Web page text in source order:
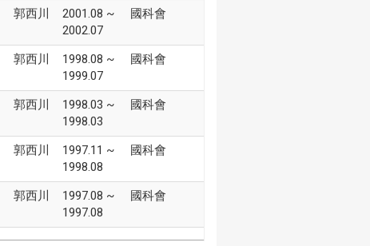
郭西川
2001.08 ~
2002.07
國科會
郭西川
1998.08 ~
1999.07
國科會
郭西川
1998.03 ~
1998.03
國科會
郭西川
1997.11 ~
1998.08
國科會
郭西川
1997.08 ~
1997.08
國科會